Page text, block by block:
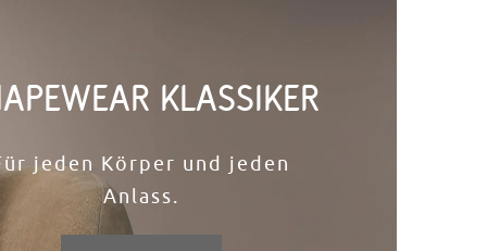
KLASSIKER​
jeden Körper und jeden
Anlass.